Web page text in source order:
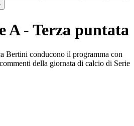
A - Terza puntata
Bertini conducono il programma con
della giornata di calcio di Serie